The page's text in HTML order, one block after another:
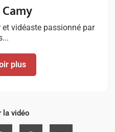
vidéaste passionné par
plus
la vidéo